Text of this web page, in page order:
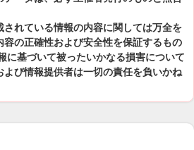
れている情報の内容に関しては万全を
の正確性および安全性を保証するもの
に基づいて被ったいかなる損害について
よび情報提供者は一切の責任を負いかね